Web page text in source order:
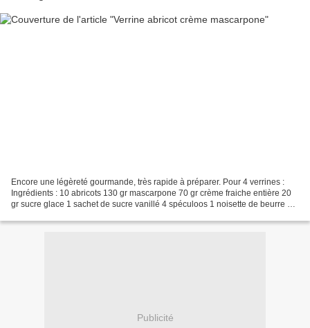
Encore une légèreté gourmande, très rapide à préparer. Pour 4 verrines :
Ingrédients : 10 abricots 130 gr mascarpone 70 gr crème fraiche entière 20
gr sucre glace 1 sachet de sucre vanillé 4 spéculoos 1 noisette de beurre 10
Publicité